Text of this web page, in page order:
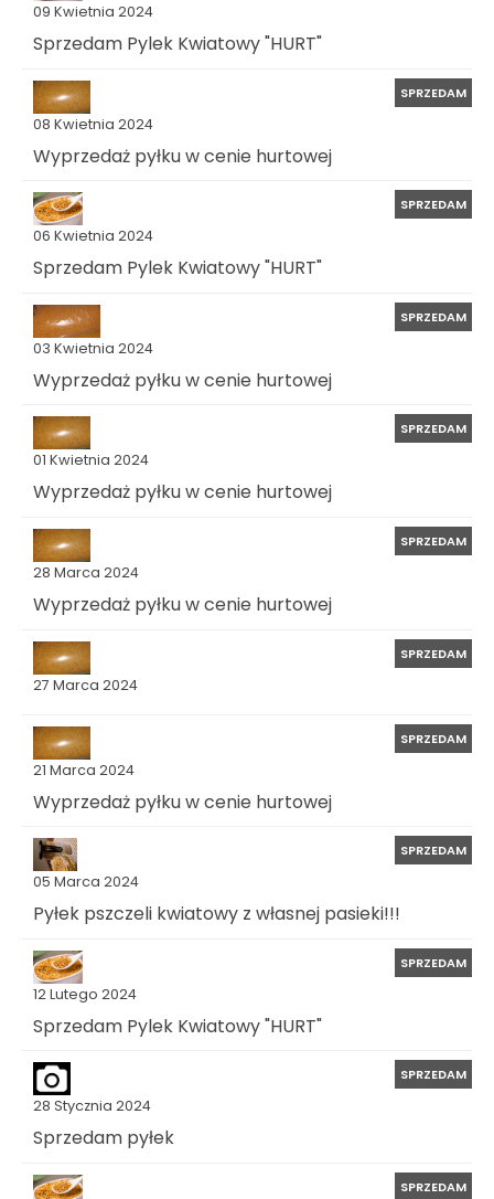
09 Kwietnia 2024
Sprzedam Pylek Kwiatowy "HURT"
08 Kwietnia 2024
SPRZEDAM
Wyprzedaż pyłku w cenie hurtowej
06 Kwietnia 2024
SPRZEDAM
Sprzedam Pylek Kwiatowy "HURT"
03 Kwietnia 2024
SPRZEDAM
Wyprzedaż pyłku w cenie hurtowej
01 Kwietnia 2024
SPRZEDAM
Wyprzedaż pyłku w cenie hurtowej
28 Marca 2024
SPRZEDAM
Wyprzedaż pyłku w cenie hurtowej
27 Marca 2024
SPRZEDAM
21 Marca 2024
SPRZEDAM
Wyprzedaż pyłku w cenie hurtowej
05 Marca 2024
SPRZEDAM
Pyłek pszczeli kwiatowy z własnej pasieki!!!
12 Lutego 2024
SPRZEDAM
Sprzedam Pylek Kwiatowy "HURT"
28 Stycznia 2024
SPRZEDAM
Sprzedam pyłek
SPRZEDAM